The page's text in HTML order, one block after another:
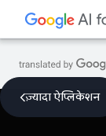
ज़्यादा ऐप्लिकेशन